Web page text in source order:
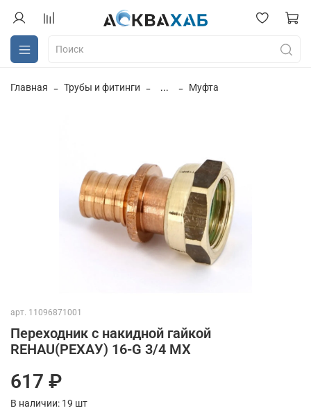
Главная Трубы и фитинги ... Муфта
арт. 11096871001
Переходник с накидной гайкой
REHAU(РЕХАУ) 16-G 3/4 MX
617 ₽
В наличии: 19 шт